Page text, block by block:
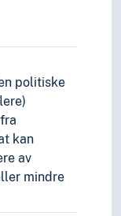
politiske
kan
av
mindre